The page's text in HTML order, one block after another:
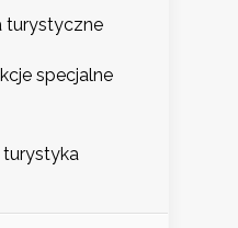
turystyczne
specjalne